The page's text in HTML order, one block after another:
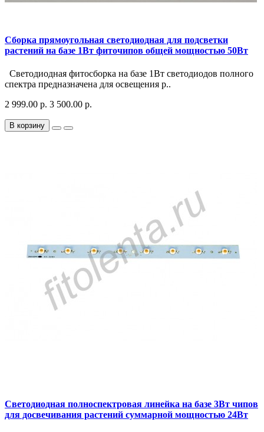
Сборка прямоугольная светодиодная для подсветки
растений на базе 1Вт фиточипов общей мощностью 50Вт
Светодиодная фитосборка на базе 1Вт светодиодов полного
спектра предназначена для освещения р..
2 999.00 р. 3 500.00 р.
В корзину
Светодиодная полноспектровая линейка на базе 3Вт чипов
для досвечивания растений суммарной мощностью 24Вт